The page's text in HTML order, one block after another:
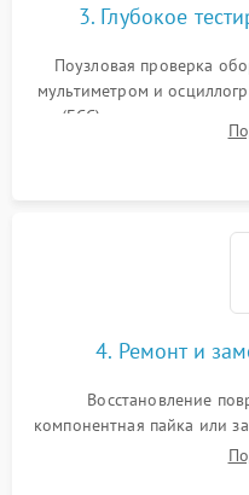
3. Глубокое
Поузловая проверка
мультиметром и
(ECC) и состояния
специализированными
4. Ремонт и
Восстановление
компонентная пайка или